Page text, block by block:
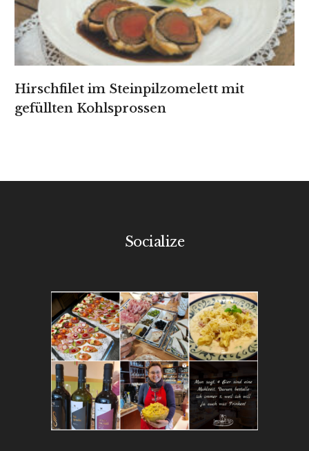
Hirschfilet im Steinpilzomelett mit
gefüllten Kohlsprossen
Socialize